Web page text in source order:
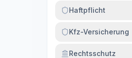
Haftpflicht
Kfz-Versicherung
Rechtsschutz